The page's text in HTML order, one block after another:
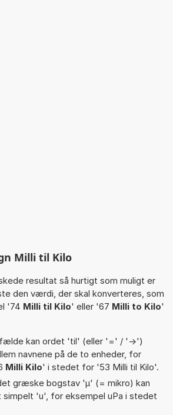
Milli til Kilo
resultat så hurtigt som muligt er
den værdi, der skal konverteres, som
'74 Milli til Kilo' eller '67 Milli to Kilo'
kan ordet 'til' (eller '=' / '->')
navnene på de to enheder, for
Milli Kilo' i stedet for '53 Milli til Kilo'.
græske bogstav 'µ' (= mikro) kan
simpelt 'u', for eksempel uPa i stedet